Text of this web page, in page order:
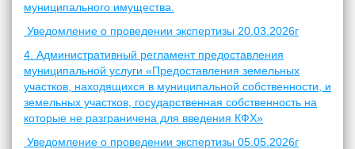
муниципального имущества.
Уведомление о проведении экспертизы 20.03.2026г
4. Административный регламент предоставления
муниципальной услуги «Предоставления земельных
участков, находящихся в муниципальной собственности, и
земельных участков, государственная собственность на
которые не разграничена для введения КФХ»
Уведомление о проведении экспертизы 05.05.2026г